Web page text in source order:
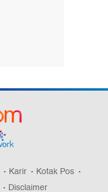
Karir
Kotak Pos
Disclaimer